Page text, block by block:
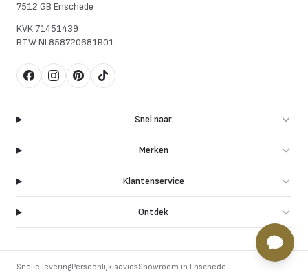
7512 GB Enschede
KVK71451439
BTWNL858720681B01
FacebookInstagram
Pinterest
TikTok
Snel naar
Merken
Klantenservice
Ontdek
Snelle leveringPersoonlijk adviesShowroom in Enschede